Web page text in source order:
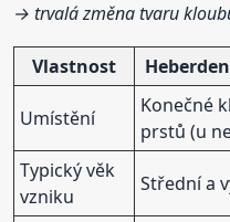
→ trvalá změna tvaru
Vlastnost
Umístění
Konečné
prstů (u
Typický věk
vzniku
Střední a